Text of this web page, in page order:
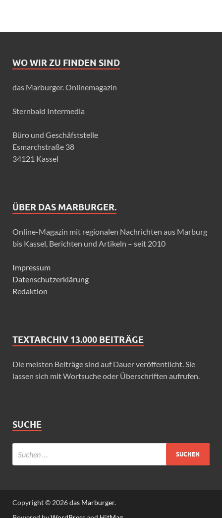
WO WIR ZU FINDEN SIND
das Marburger. Onlinemagazin
Sternbald Intermedia
Büro und Geschäfststelle
Esmarchstraße 38
34121 Kassel
ÜBER DAS MARBURGER.
Online-Magazin mit regionalen Nachrichten aus Marburg
bis Kassel, Berichten und Artikeln – seit 2010
Impressum
Datenschutzerklärung
Redaktion
TEXTARCHIV 13.000 BEITRÄGE
Die meisten Beiträge sind auf Dauer veröffentlicht. Sie
lassen sich mit Wortsuche oder Überschriften aufrufen.
SUCHE
Copyright © 2026das Marburger.